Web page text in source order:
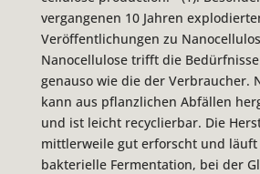
vergangenen 10 Jahren
Veröffentlichungen zu
Nanocellulose trifft die
genauso wie die der Verbraucher.
kann aus pflanzlichen Abfällen
und ist leicht recyclierbar. Die
mittlerweile gut erforscht und
bakterielle Fermentation, bei der